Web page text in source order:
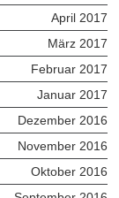
April 2017
März 2017
Februar 2017
Januar 2017
Dezember 2016
November 2016
Oktober 2016